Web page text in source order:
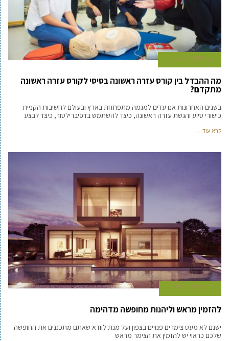
20 בדצמבר 2022
מה ההבדל בין קורס עזרה ראשונה בסיסי לקורס עזרה ראשונה
מתקדם?
בשנים האחרונות אנו עדים למגמה מתפתחת בארץ ובעולם לחשיבות הקניית
כישורי סיוע והגשת עזרה ראשונה, כיצד להשתמש בדפיברילטור, כיצד לבצע
קרא עוד ←
10 בדצמבר 2022
להזמין מראש וליהנות מחופשה מדהימה
ישנם לא מעט צימרים פנויים בצפון ועל מנת לוודא שאתם מתכננים את החופשה
שלכם כראוי יש להזמין את הצימר מראש